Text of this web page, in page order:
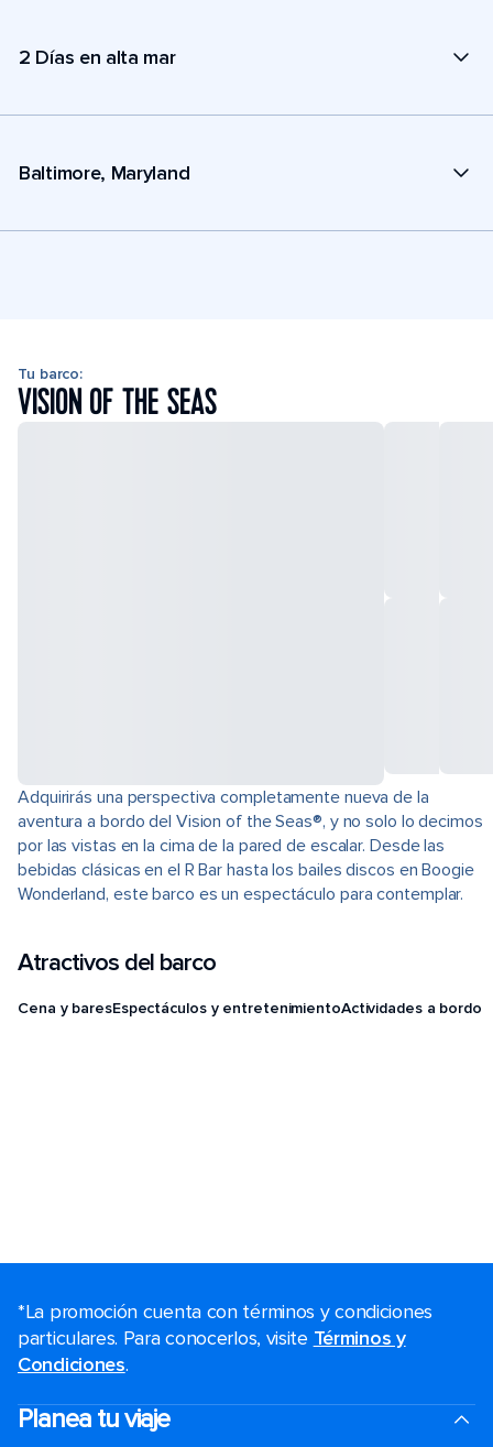
2 Días en alta mar
Baltimore, Maryland
Tu barco:
VISION OF THE SEAS
Adquirirás una perspectiva completamente nueva de la
aventura a bordo del Vision of the Seas®, y no solo lo decimos
por las vistas en la cima de la pared de escalar. Desde las
bebidas clásicas en el R Bar hasta los bailes discos en Boogie
Wonderland, este barco es un espectáculo para contemplar.
Atractivos del barco
Cena y baresEspectáculos y entretenimientoActividades a bordo
*La promoción cuenta con términos y condiciones
particulares. Para conocerlos, visite Términos y
Condiciones.
Planea tu viaje